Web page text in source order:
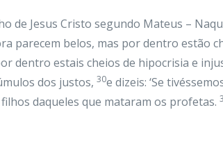
de Jesus Cristo segundo Mateus –
parecem belos, mas por dentro estão
dentro estais cheios de hipocrisia e
dos justos, 30e dizeis: ‘Se
daqueles que mataram os profetas.